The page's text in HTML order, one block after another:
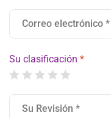
Su clasificación *